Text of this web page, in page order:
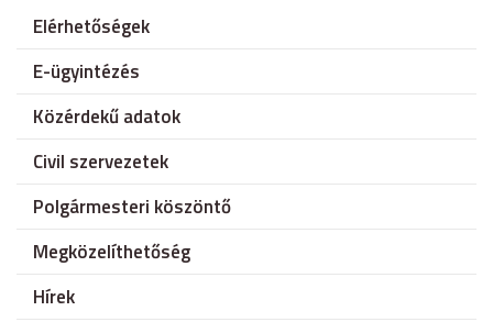
Elérhetőségek
E-ügyintézés
Közérdekű adatok
Civil szervezetek
Polgármesteri köszöntő
Megközelíthetőség
Hírek